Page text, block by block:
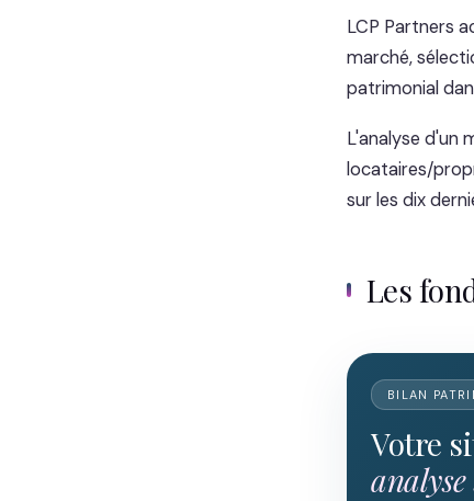
LCP Partners
marché,
patrimonial
L'analyse d'un
locataires/
sur les dix
Les
BILAN
Votre